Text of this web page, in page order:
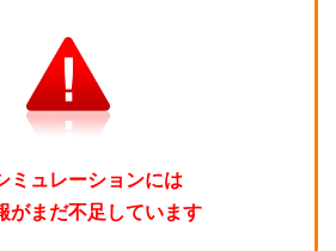
ミュレーションには
がまだ不足しています